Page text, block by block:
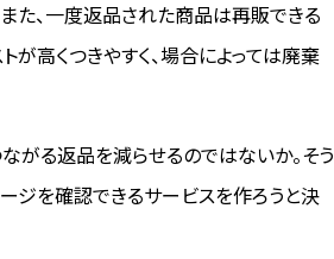
た、一度返品された商品は再販できる
高くつきやすく、場合によっては廃棄
がる返品を減らせるのではないか。そう
ジを確認できるサービスを作ろうと決